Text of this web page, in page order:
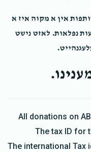
אין א מקוה איז א
נפלאות. לאזט נישט
All donations on
The tax ID for
The international Tax